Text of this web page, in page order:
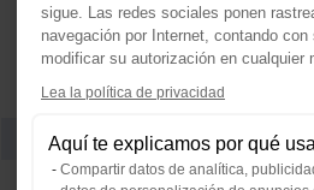
Papel foto mate
sigue. Las redes sociales ponen
navegación por Internet, contando
modificar su autorización en cualquier
Lea la política de privacidad
Aquí te explicamos por qué
Compartir datos de analítica,